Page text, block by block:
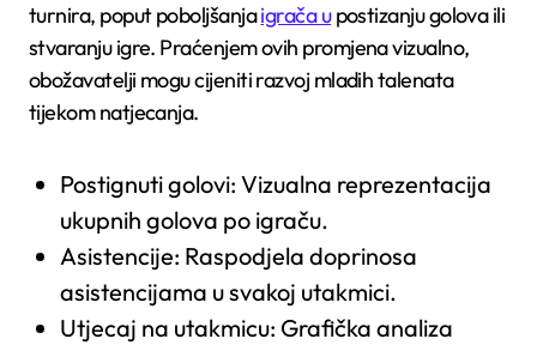
turnira, poput poboljšanjaigrača upostizanju golova ili
stvaranju igre. Praćenjem ovih promjena vizualno,
obožavatelji mogu cijeniti razvoj mladih talenata
tijekom natjecanja.
Postignuti golovi: Vizualna reprezentacija
ukupnih golova po igraču.
Asistencije: Raspodjela doprinosa
asistencijama u svakoj utakmici.
Utjecaj na utakmicu: Grafička analiza